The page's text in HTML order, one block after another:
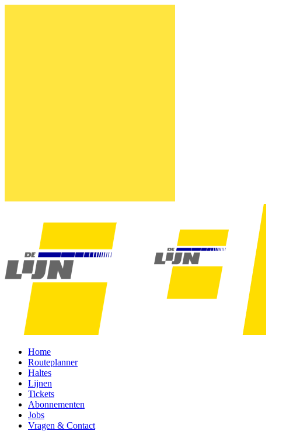
Home
Routeplanner
Haltes
Lijnen
Tickets
Abonnementen
Jobs
Vragen & Contact